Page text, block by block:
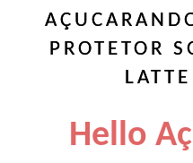
PROTETOR
Hello